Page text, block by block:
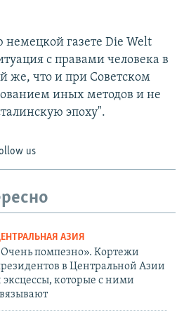
газете Die Welt
с правами человека в
же, что и при Советском
иных методов и не
эпоху".
us
АЗИЯ
помпезно». Кортежи
в Центральной Азии
эксцессы, которые с ними